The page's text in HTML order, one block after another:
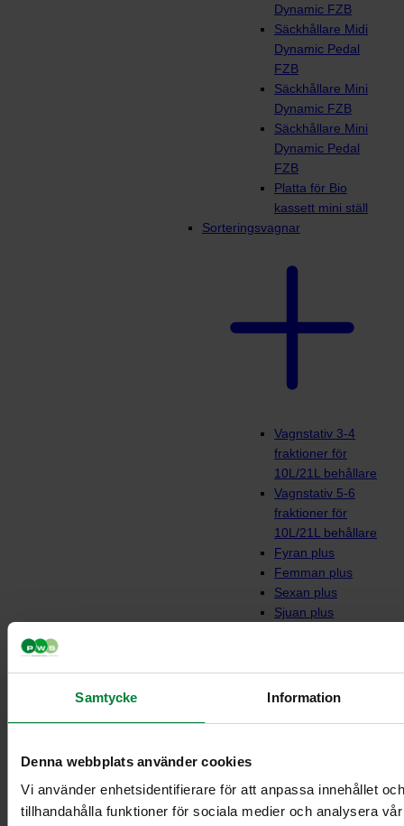
Samtycke Information
Denna webbplats använder cookies
Vi använder enhetsidentifierare för att anpassa innehållet
tillhandahålla funktioner för sociala medier och analysera
Dynamic FZB
Säckhållare Midi
Dynamic Pedal
FZB
Säckhållare Mini
Dynamic FZB
Säckhållare Mini
Dynamic Pedal
FZB
Platta för Bio
kassett mini ställ
Sorteringsvagnar
Vagnstativ 3-4
fraktioner för
10L/21L behållare
Vagnstativ 5-6
fraktioner för
10L/21L behållare
Fyran plus
Femman plus
Sexan plus
Sjuan plus
Sjuan
Vagnar till behållare